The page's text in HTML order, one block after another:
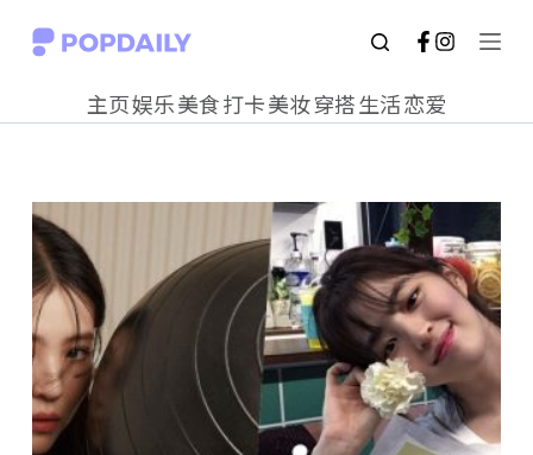
S
o
c
o
n
t
e
主页娱乐美食打卡美妆穿搭生活恋爱